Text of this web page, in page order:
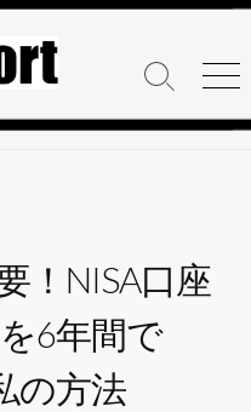
検
ト
メ
ュ
！NISA口座
6年間で
の方法